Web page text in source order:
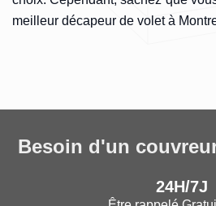
meilleur décapeur de volet à
Besoin d'un
24H/7J